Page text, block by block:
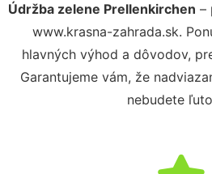
Údržba zelene Prellenkirchen –
www.krasna-zahrada.sk.
hlavných výhod a dôvodov,
Garantujeme vám, že
nebudete